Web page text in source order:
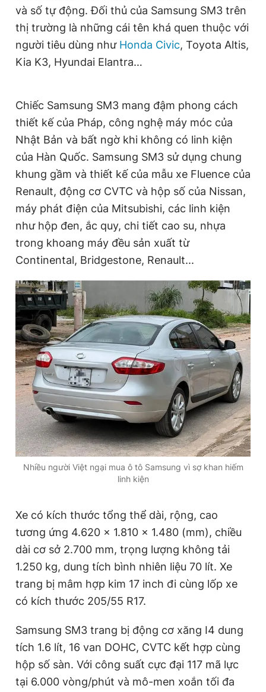
Giấy phép xuất bản số 110/GP - BTTTT cấp ngày 24.3.2020
© 2003-2026 Bản quyền thuộc về Báo Thanh Niên. Cấm sao
chép dưới mọi hình thức nếu không có sự chấp thuận bằng văn
bản. Phát triển bởi ePi Technologies, JSC.
và số tự động. Đối thủ của Samsung SM3 trên
thị trường là những cái tên khá quen thuộc với
người tiêu dùng như Honda Civic, Toyota Altis,
Kia K3, Hyundai Elantra…
Chiếc Samsung SM3 mang đậm phong cách
thiết kế của Pháp, công nghệ máy móc của
Nhật Bản và bất ngờ khi không có linh kiện
của Hàn Quốc. Samsung SM3 sử dụng chung
khung gầm và thiết kế của mẫu xe Fluence của
Renault, động cơ CVTC và hộp số của Nissan,
máy phát điện của Mitsubishi, các linh kiện
như hộp đen, ắc quy, chi tiết cao su, nhựa
trong khoang máy đều sản xuất từ
Continental, Bridgestone, Renault...
Nhiều người Việt ngại mua ô tô Samsung vì sợ khan hiếm
linh kiện
Xe có kích thước tổng thể dài, rộng, cao
tương ứng 4.620 x 1.810 x 1.480 (mm), chiều
dài cơ sở 2.700 mm, trọng lượng không tải
1.250 kg, dung tích bình nhiên liệu 70 lít. Xe
trang bị mâm hợp kim 17 inch đi cùng lốp xe
có kích thước 205/55 R17.
Samsung SM3 trang bị động cơ xăng I4 dung
tích 1.6 lít, 16 van DOHC, CVTC kết hợp cùng
hộp số sàn. Với công suất cực đại 117 mã lực
tại 6.000 vòng/phút và mô-men xoắn tối đa